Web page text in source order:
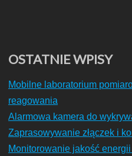
OSTATNIE WPISY
Mobilne laboratorium
reagowania
Alarmowa kamera do
Zaprasowywanie złączek i
Monitorowanie jakość